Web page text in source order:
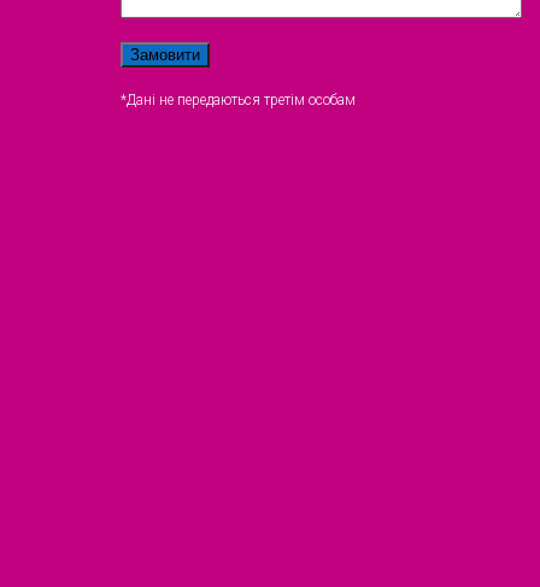
*Дані не передаються третім особам